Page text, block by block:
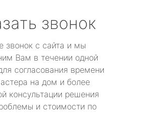
звонок
звонок с сайта и мы
Вам в течении одной
согласования времени
на дом и более
консультации решения
и стоимости по